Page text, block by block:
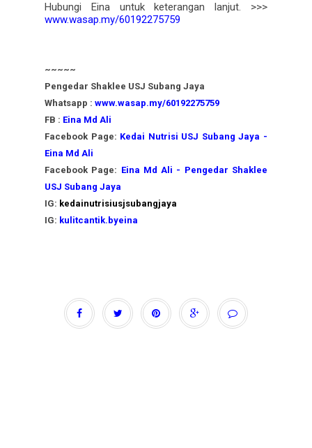
Hubungi Eina untuk keterangan lanjut. >>>
www.wasap.my/60192275759
~~~~~
Pengedar Shaklee USJ Subang Jaya
Whatsapp : www.wasap.my/60192275759
FB : Eina Md Ali
Facebook Page: Kedai Nutrisi USJ Subang Jaya -
Eina Md Ali
Facebook Page: Eina Md Ali - Pengedar Shaklee
USJ Subang Jaya
IG: kedainutrisiusjsubangjaya
IG: kulitcantik.byeina